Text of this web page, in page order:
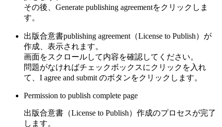
その後、 Generate publishing agreementをクリックしま
す。
出版合意書publishing agreement（License to Publish）が
作成、表示されます。
画面をスクロールして内容を確認してください。
問題がなければチェックボックスにクリックを入れ
て、 I agree and submit のボタンをクリックします。
Permission to publish complete page
出版合意書（License to Publish）作成のプロセスが完了
します。